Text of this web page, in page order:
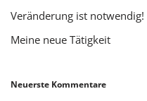
Veränderung ist notwendig!
Meine neue Tätigkeit
Neuerste Kommentare